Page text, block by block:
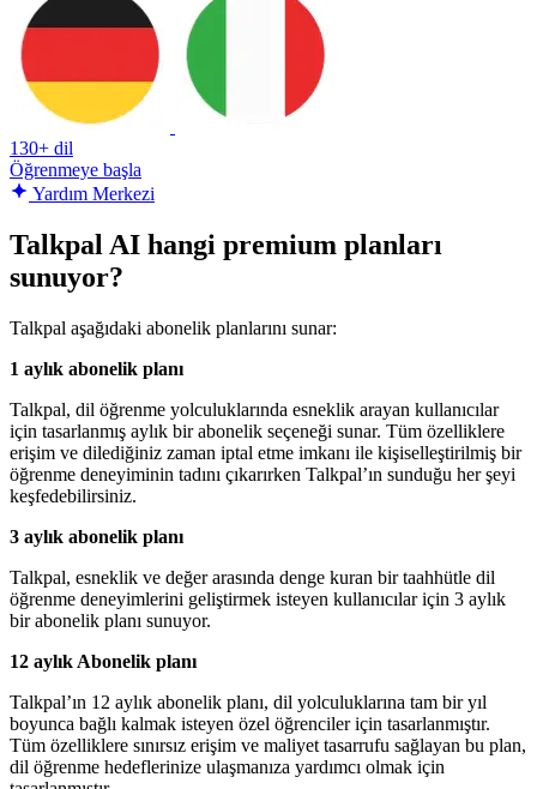
130+ dil
Öğrenmeye başla
Yardım Merkezi
Talkpal AI hangi premium planları
sunuyor?
Talkpal aşağıdaki abonelik planlarını sunar:
1 aylık abonelik planı
Talkpal, dil öğrenme yolculuklarında esneklik arayan kullanıcılar
için tasarlanmış aylık bir abonelik seçeneği sunar. Tüm özelliklere
erişim ve dilediğiniz zaman iptal etme imkanı ile kişiselleştirilmiş bir
öğrenme deneyiminin tadını çıkarırken Talkpal’ın sunduğu her şeyi
keşfedebilirsiniz.
3 aylık abonelik planı
Talkpal, esneklik ve değer arasında denge kuran bir taahhütle dil
öğrenme deneyimlerini geliştirmek isteyen kullanıcılar için 3 aylık
bir abonelik planı sunuyor.
12 aylık Abonelik planı
Talkpal’ın 12 aylık abonelik planı, dil yolculuklarına tam bir yıl
boyunca bağlı kalmak isteyen özel öğrenciler için tasarlanmıştır.
Tüm özelliklere sınırsız erişim ve maliyet tasarrufu sağlayan bu plan,
dil öğrenme hedeflerinize ulaşmanıza yardımcı olmak için